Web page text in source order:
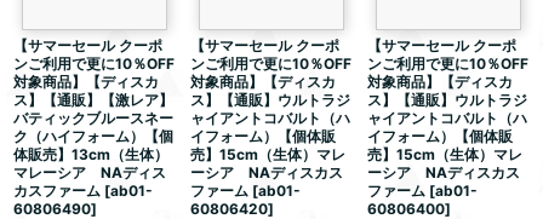
【サマーセール クーポ
ンご利用で更に10％OFF
対象商品】【ディスカ
ス】【通販】【激レア】
バティックブルースネー
ク（ハイフォーム）【個
体販売】13cm（生体）
マレーシア NAディス
カスファーム [ab01-
60806490]
【サマーセール クーポ
ンご利用で更に10％OFF
対象商品】【ディスカ
ス】【通販】ウルトラジ
ャイアントコバルト（ハ
イフォーム）【個体販
売】15cm（生体）マレ
ーシア NAディスカス
ファーム [ab01-
60806420]
【サマーセール クーポ
ンご利用で更に10％OFF
対象商品】【ディスカ
ス】【通販】ウルトラジ
ャイアントコバルト（ハ
イフォーム）【個体販
売】15cm（生体）マレ
ーシア NAディスカス
ファーム [ab01-
60806400]